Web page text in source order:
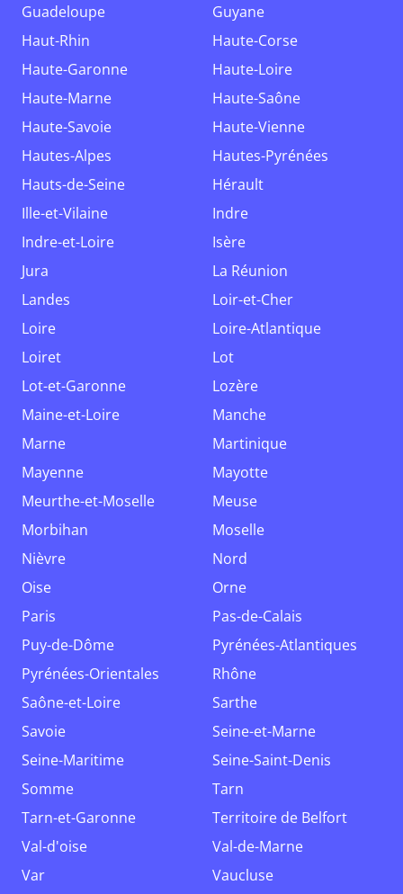
Guadeloupe
Guyane
Haut-Rhin
Haute-Corse
Haute-Garonne
Haute-Loire
Haute-Marne
Haute-Saône
Haute-Savoie
Haute-Vienne
Hautes-Alpes
Hautes-Pyrénées
Hauts-de-Seine
Hérault
Ille-et-Vilaine
Indre
Indre-et-Loire
Isère
Jura
La Réunion
Landes
Loir-et-Cher
Loire
Loire-Atlantique
Loiret
Lot
Lot-et-Garonne
Lozère
Maine-et-Loire
Manche
Marne
Martinique
Mayenne
Mayotte
Meurthe-et-Moselle
Meuse
Morbihan
Moselle
Nièvre
Nord
Oise
Orne
Paris
Pas-de-Calais
Puy-de-Dôme
Pyrénées-Atlantiques
Pyrénées-Orientales
Rhône
Saône-et-Loire
Sarthe
Savoie
Seine-et-Marne
Seine-Maritime
Seine-Saint-Denis
Somme
Tarn
Tarn-et-Garonne
Territoire de Belfort
Val-d'oise
Val-de-Marne
Var
Vaucluse